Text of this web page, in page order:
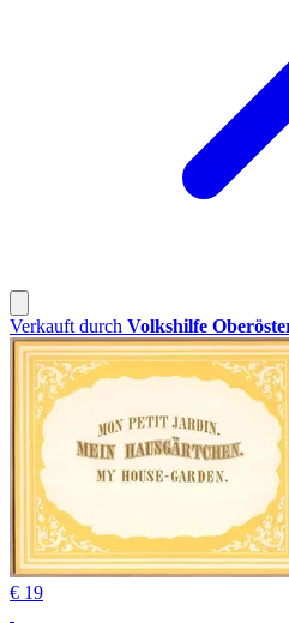
Verkauft durch Volkshilfe
€ 19